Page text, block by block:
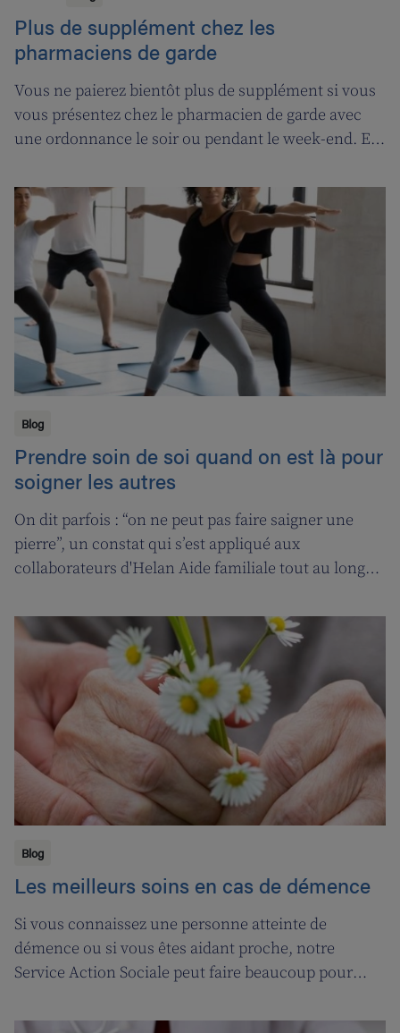
Plus de supplément chez les
pharmaciens de garde
Vous ne paierez bientôt plus de supplément si vous
vous présentez chez le pharmacien de garde avec
une ordonnance le soir ou pendant le week-end. En
sera introduite pour les pharmaciens de garde.
Blog
Prendre soin de soi quand on est là pour
soigner les autres
On dit parfois : “on ne peut pas faire saigner une
pierre”, un constat qui s’est appliqué aux
collaborateurs d'Helan Aide familiale tout au long
pourquoi nous avons fait appel aux services de la
‘ligne d’oxygène’ pour donner l’occasion de souffler à
nos soignant(e)s, et leur permettre ainsi de pouvoir
encore mieux s’occuper de leurs clients.
Blog
Les meilleurs soins en cas de démence
Si vous connaissez une personne atteinte de
démence ou si vous êtes aidant proche, notre
Service Action Sociale peut faire beaucoup pour
qu'elle établit un plan de soins pour Jossé et